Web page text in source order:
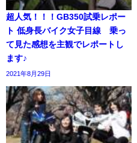
超人気！！！GB350試乗レポー
ト 低身長バイク女子目線 乗っ
て見た感想を主観でレポートし
ます♪
2021年8月29日